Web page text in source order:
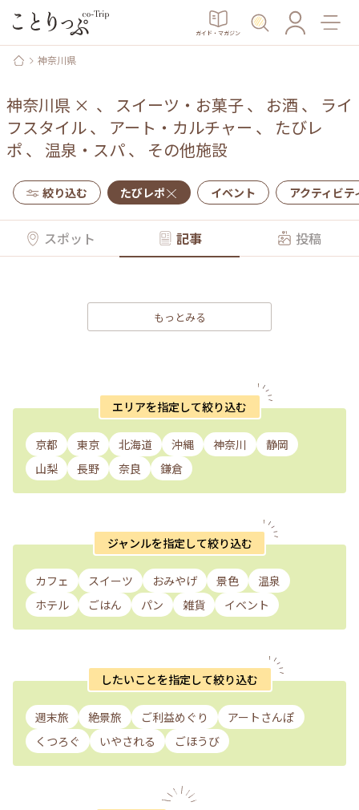
ガイド・マガジン
神奈川県
神奈川県 × 、 スイーツ・お菓子、 お酒 、 ライ
フスタイル、 アート・カルチャー 、 たびレ
ポ 、 温泉・スパ、 その他施設
絞り込む たびレポ イベント アクティビテ
スポット 記事 投稿
もっとみる
エリアを指定して絞り込む
京都 東京 北海道 沖縄 神奈川
静岡
山梨
長野 奈良 鎌倉
ジャンルを指定して絞り込む
カフェ スイーツ おみやげ 景色
温泉
ホテル
ごはん パン 雑貨 イベント
したいことを指定して絞り込む
週末旅 絶景旅 ご利益めぐり
アートさんぽ
くつろぐ
いやされる ごほうび